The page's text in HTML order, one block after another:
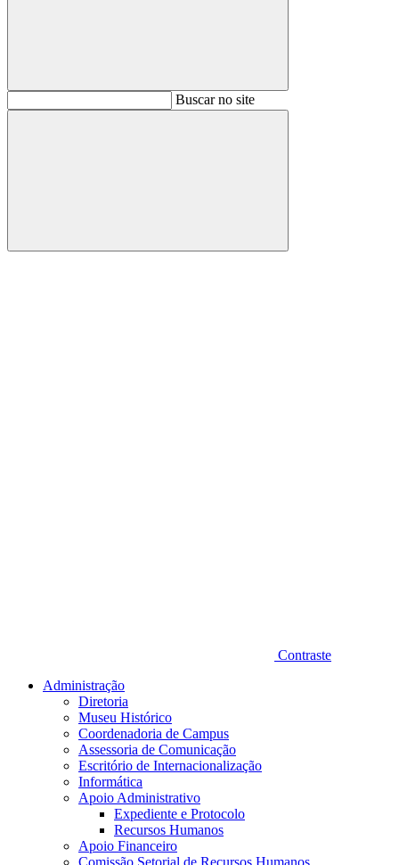
BuscarBuscar no site
Buscar
Contraste
Administração
Diretoria
Museu Histórico
Coordenadoria de Campus
Assessoria de Comunicação
Escritório de Internacionalização
Informática
Apoio Administrativo
Expediente e Protocolo
Recursos Humanos
Apoio Financeiro
Comissão Setorial de Recursos Humanos